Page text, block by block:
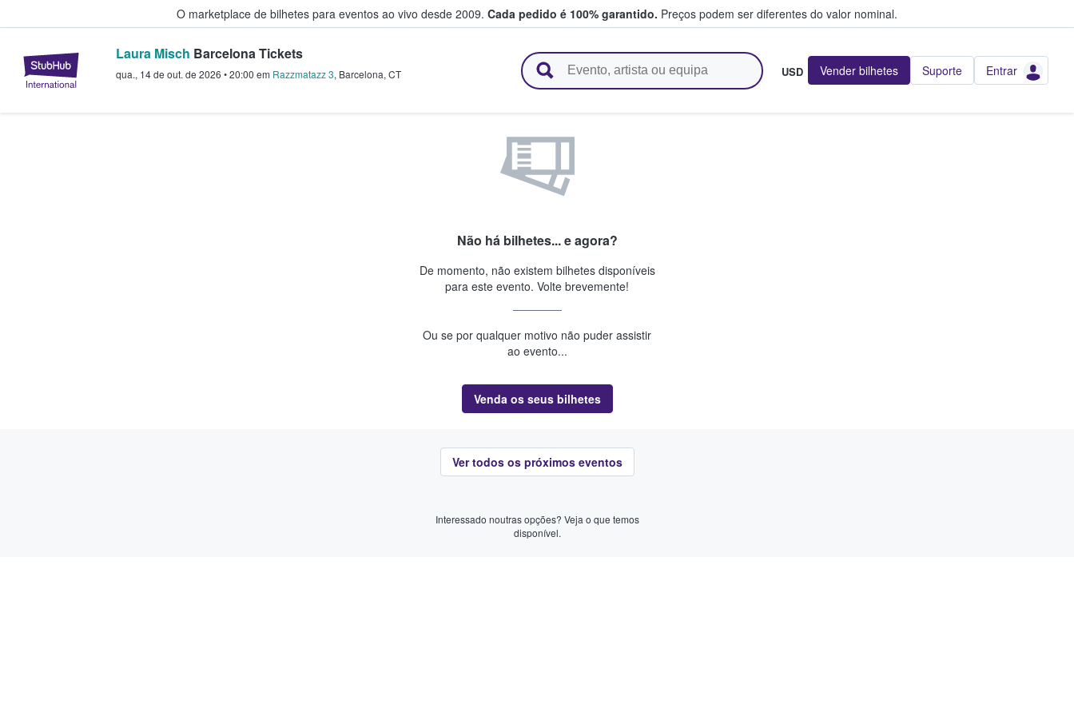
O marketplace de bilhetes para eventos ao vivo desde 2009. Cada pedido é 100% garantido. Preços podem ser diferentes do valor nominal.
StubHub – onde os fãs compram e vendem bilhetes
Laura Misch Barcelona Tickets
qua., 14 de out. de 2026 •20:00 em Razzmatazz 3, Barcelona, CT USD Vender bilhetes Suporte Entrar
Não há bilhetes... e agora?
De momento, não existem bilhetes disponíveis
para este evento. Volte brevemente!
Ou se por qualquer motivo não puder assistir
ao evento...
Venda os seus bilhetes
Ver todos os próximos eventos
Interessado noutras opções? Veja o que temos
disponível.